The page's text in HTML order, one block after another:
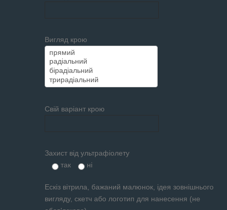
Вигляд крою
Свій варіант крою
Захист від ультрафіолету
так
ні
Ескіз вітрила, бажаний малюнок, ідея зовнішнього
вигляду, скетч або логотип для нанесення (не